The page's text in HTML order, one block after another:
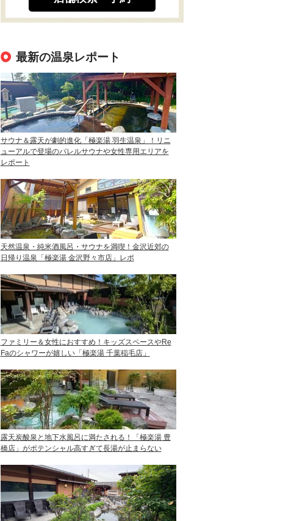
最新の温泉レポート
サウナ＆露天が劇的進化「極楽湯 羽生温泉」！リニ
ューアルで登場のバレルサウナや女性専用エリアを
レポート
天然温泉・純米酒風呂・サウナを満喫！金沢近郊の
日帰り温泉「極楽湯 金沢野々市店」レポ
ファミリー＆女性におすすめ！キッズスペースやRe
Faのシャワーが嬉しい「極楽湯 千葉稲毛店」
露天炭酸泉と地下水風呂に満たされる！「極楽湯 豊
橋店」がポテンシャル高すぎて長湯が止まらない